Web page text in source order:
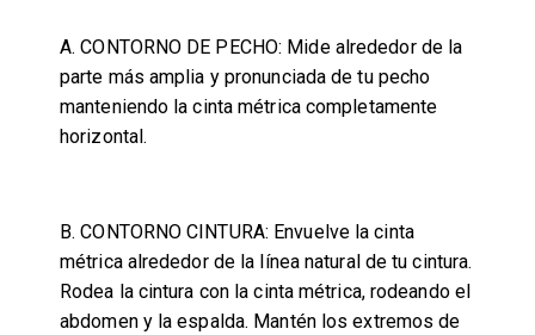
A. CONTORNO DE PECHO: Mide alrededor de la
parte más amplia y pronunciada de tu pecho
manteniendo la cinta métrica completamente
horizontal.
B. CONTORNO CINTURA: Envuelve la cinta
métrica alrededor de la línea natural de tu cintura.
Rodea la cintura con la cinta métrica, rodeando el
abdomen y la espalda. Mantén los extremos de